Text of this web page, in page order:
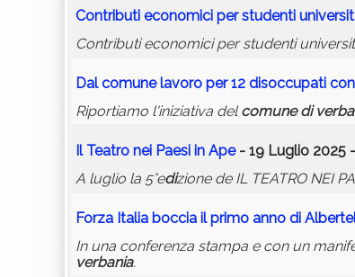
Contributi economici per studenti
Contributi economici per studenti
Dalcomunelavoro per 12 disoccupati
Riportiamo l'iniziativa delcomune di
Il Teatro nei Paesi in Ape- 19 Luglio 2025 -
A luglio la 5°edizione de IL TEATRO NEI
Forza Italia boccia il primo anno di
In una conferenza stampa e con un
verbania.